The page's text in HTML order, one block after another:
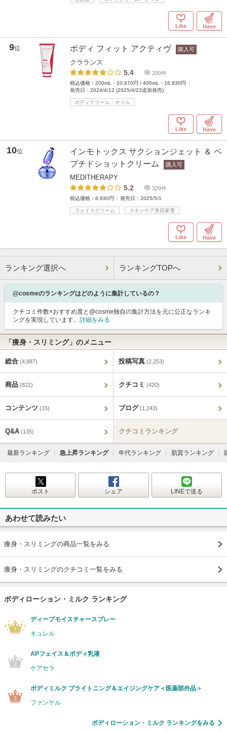
Like Have
9位 ボディ フィット アクティヴ 購入可
クラランス
5.4 209件
税込価格：200mL・10,670円 / 400mL・16,830円
発売日：2024/4/12 (2025/4/23追加発売)
ボディクリーム・オイル
Like Have
10位
インモトックス サクションジェット ＆ ペ
プチドショットクリーム
購入可
MEDITHERAPY
5.2 329件
税込価格：6,930円 発売日：2025/5/1
フェイスクリーム スキンケア美容家電
Like Have
ランキング選択へ ランキングTOPへ
@cosmeのランキングはどのように集計しているの？
クチコミ件数×おすすめ度と@cosme独自の集計方法を元に公正なランキ
ングを実現しています。 詳細をみる
「痩身・スリミング」のメニュー
総合 (4,887) 投稿写真 (2,253)
商品 (821) クチコミ (420)
コンテンツ (15) ブログ (1,243)
Q&A (135) クチコミランキング
最新ランキング 急上昇ランキング 年代ランキング 肌質ランキング
ポスト シェア LINEで送る
あわせて読みたい
痩身・スリミングの商品一覧をみる
痩身・スリミングのクチコミ一覧をみる
ボディローション・ミルク ランキング
ディープモイスチャースプレー
キュレル
APフェイス＆ボディ乳液
ケアセラ
ボディミルク ブライトニング＆エイジングケア＜医薬部外品＞
ファンケル
ボディローション・ミルク ランキングをみる